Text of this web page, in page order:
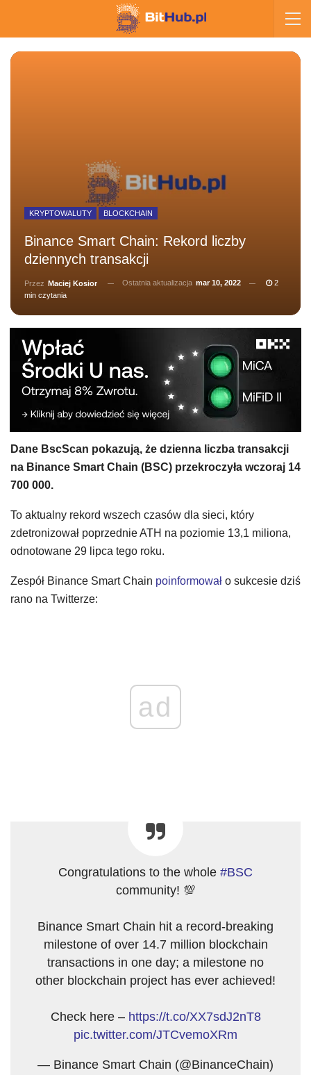
KRYPTOWALUTY BLOCKCHAIN
Binance Smart Chain: Rekord liczby
dziennych transakcji
Przez Maciej Kosior Ostatnia aktualizacja mar 10, 2022
2
min czytania
Dane BscScan pokazują, że dzienna liczba transakcji
na Binance Smart Chain (BSC) przekroczyła wczoraj 14
700 000.
To aktualny rekord wszech czasów dla sieci, który
zdetronizował poprzednie ATH na poziomie 13,1 miliona,
odnotowane 29 lipca tego roku.
Zespół Binance Smart Chain poinformował o sukcesie dziś
rano na Twitterze:
ad
Congratulations to the whole #BSC
community! 💯
Binance Smart Chain hit a record-breaking
milestone of over 14.7 million blockchain
transactions in one day; a milestone no
other blockchain project has ever achieved!
Check here – https://t.co/XX7sdJ2nT8
pic.twitter.com/JTCvemoXRm
— Binance Smart Chain (@BinanceChain)